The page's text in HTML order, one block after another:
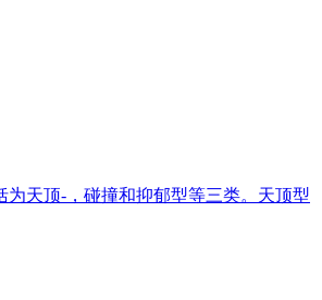
天顶-，碰撞和抑郁型等三类。天顶型